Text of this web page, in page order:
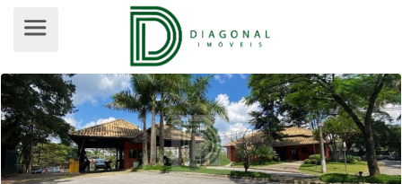
TERRENO EM CONDOMÍNIO